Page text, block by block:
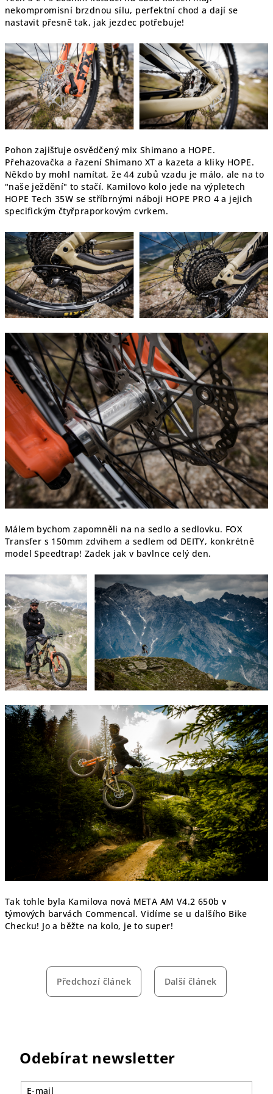
nekompromisní brzdnou sílu, perfektní chod a dají se
nastavit přesně tak, jak jezdec potřebuje!
Pohon zajišťuje osvědčený mix Shimano a HOPE.
Přehazovačka a řazení Shimano XT a kazeta a kliky HOPE.
Někdo by mohl namítat, že 44 zubů vzadu je málo, ale na to
"naše ježdění" to stačí. Kamilovo kolo jede na výpletech
HOPE Tech 35W se stříbrnými náboji HOPE PRO 4 a jejich
specifickým čtyřpraporkovým cvrkem.
Málem bychom zapomněli na na sedlo a sedlovku. FOX
Transfer s 150mm zdvihem a sedlem od DEITY, konkrétně
model Speedtrap! Zadek jak v bavlnce celý den.
Tak tohle byla Kamilova nová META AM V4.2 650b v
týmových barvách Commencal. Vidíme se u dalšího Bike
Checku! Jo a běžte na kolo, je to super!
Předchozí článek Další článek
Odebírat newsletter
E-mail